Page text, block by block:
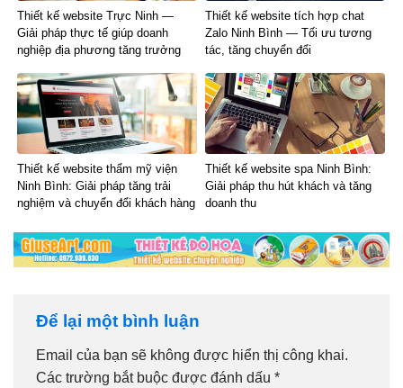
Thiết kế website Trực Ninh —
Giải pháp thực tế giúp doanh
nghiệp địa phương tăng trưởng
Thiết kế website tích hợp chat
Zalo Ninh Bình — Tối ưu tương
tác, tăng chuyển đổi
Thiết kế website thẩm mỹ viện
Ninh Bình: Giải pháp tăng trải
nghiệm và chuyển đổi khách hàng
Thiết kế website spa Ninh Bình:
Giải pháp thu hút khách và tăng
doanh thu
Để lại một bình luận
Email của bạn sẽ không được hiển thị công khai.
Các trường bắt buộc được đánh dấu *